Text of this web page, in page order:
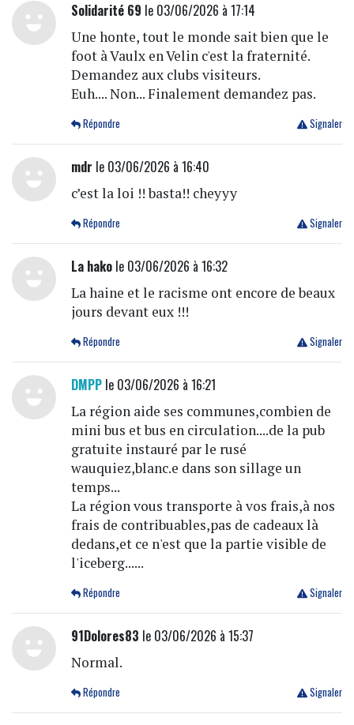
Solidarité 69 le 03/06/2026 à 17:14
Une honte, tout le monde sait bien que le
foot à Vaulx en Velin c'est la fraternité.
Demandez aux clubs visiteurs.
Euh.... Non... Finalement demandez pas.
Signaler
Répondre
mdr le 03/06/2026 à 16:40
c’est la loi !! basta!! cheyyy
Signaler
Répondre
La hakole 03/06/2026 à 16:32
La haine et le racisme ont encore de beaux
jours devant eux !!!
Signaler
Répondre
DMPPle 03/06/2026 à 16:21
La région aide ses communes,combien de
mini bus et bus en circulation....de la pub
gratuite instauré par le rusé
wauquiez,blanc.e dans son sillage un
temps...
La région vous transporte à vos frais,à nos
frais de contribuables,pas de cadeaux là
dedans,et ce n'est que la partie visible de
l'iceberg......
Signaler
Répondre
91Dolores83 le 03/06/2026 à 15:37
Normal.
Signaler
Répondre